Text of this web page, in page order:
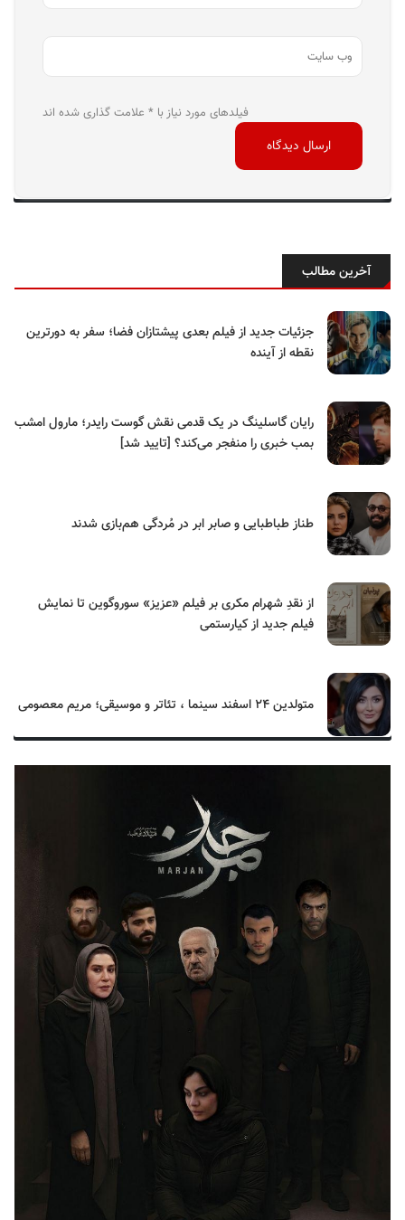
فیلدهای مورد نیاز با * علامت گذاری شده اند
آخرین مطالب
جزئیات جدید از فیلم بعدی پیشتازان فضا؛ سفر به دورترین
نقطه از آینده
رایان گاسلینگ در یک قدمی نقش گوست رایدر؛ مارول امشب
بمب خبری را منفجر می‌کند؟ [تایید شد]
طناز طباطبایی و صابر ابر در مُردگی هم‌بازی شدند
از نقدِ شهرام مکری بر فیلم «عزیز» سوروگوین تا نمایش
فیلم جدید از کیارستمی
متولدین ۲۴ اسفند سینما ، تئاتر و موسیقی؛ مریم معصومی